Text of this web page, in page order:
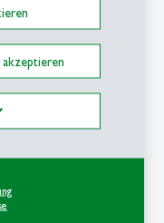
St.Gallen
+41 71 224 74 09
aca@unisg.ch